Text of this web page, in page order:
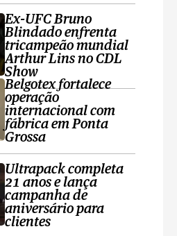
Ex-UFC Bruno
Blindado enfrenta
tricampeão mundial
Arthur Lins no CDL
Show
Belgotex fortalece
operação
internacional com
fábrica em Ponta
Grossa
Ultrapack completa
21 anos e lança
campanha de
aniversário para
clientes